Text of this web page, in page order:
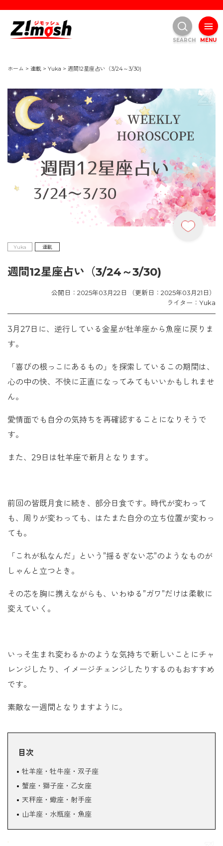
ホーム > 連載 > Yuka > 週間12星座占い（3/24～3/30)
Yuka 連載
週間12星座占い（3/24～3/30)
公開日：2025年03月22日 （更新日：2025年03月21日）
ライター：Yuka
3月27日に、逆行している金星が牡羊座から魚座に戻りま
す。
「喜びの根っこにあるもの」を探索しているこの期間は、
心の中の快、不快に正直になってみてもいいかもしれませ
ん。
愛情面でも自分の気持ちを再確認することになりそうで
す。
また、29日は牡羊座で新月となります。
前回の皆既月食に続き、部分日食です。時代が変わって
も、周りが変わっても、はたまた自分の立ち位置が変わっ
ても。
「これが私なんだ」という”揺るぎない芯”のようなものが
しゃんと立つとき。
その芯を胸に携えながらも、いわゆる”ガワ”だけは柔軟に
変えていく。
いっそ生まれ変わるかのような気持ちで新しいことにチャ
レンジしたり、イメージチェンジしたりするのもおすすめ
です。
素敵な一週間となりますように。
目次
牡羊座・牡牛座・双子座
蟹座・獅子座・乙女座
天秤座・蠍座・射手座
山羊座・水瓶座・魚座
MENU
SEARCH